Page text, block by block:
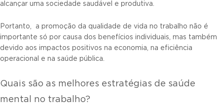
alcançar uma sociedade saudável e produtiva.
Portanto, a promoção da qualidade de vida no trabalho não é
importante só por causa dos benefícios individuais, mas também
devido aos impactos positivos na economia, na eficiência
operacional e na saúde pública.
Quais são as melhores estratégias de saúde
mental no trabalho?